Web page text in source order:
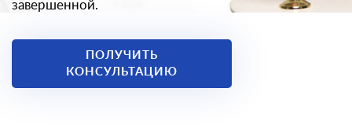
завершенной.
ПОЛУЧИТЬ
КОНСУЛЬТАЦИЮ